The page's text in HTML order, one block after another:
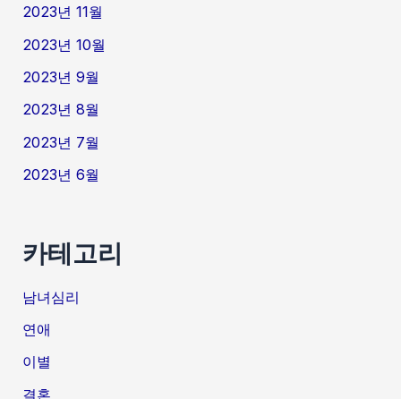
2023년 11월
2023년 10월
2023년 9월
2023년 8월
2023년 7월
2023년 6월
카테고리
남녀심리
연애
이별
결혼